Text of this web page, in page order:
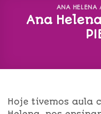
ANA HELENA
Ana
Hoje tivemos aula